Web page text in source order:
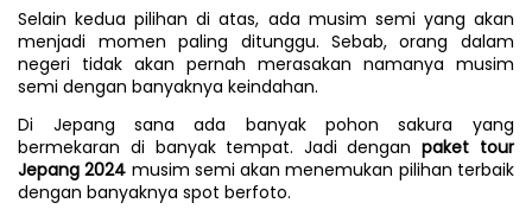
Selain kedua pilihan di atas, ada musim semi yang akan
menjadi momen paling ditunggu. Sebab, orang dalam
negeri tidak akan pernah merasakan namanya musim
semi dengan banyaknya keindahan.
Di Jepang sana ada banyak pohon sakura yang
bermekaran di banyak tempat. Jadi dengan paket tour
Jepang 2024 musim semi akan menemukan pilihan terbaik
dengan banyaknya spot berfoto.